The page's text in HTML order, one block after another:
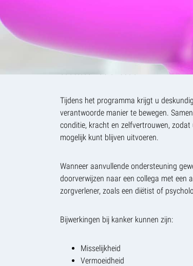
Onconet heeft gevolgd en de module
De fysiotherapeut heeft kennis van de
behandelingen en stemt het programma
Tijdens het programma krijgt u
verantwoorde manier te bewegen.
conditie, kracht en zelfvertrouwen,
mogelijk kunt blijven uitvoeren.
Wanneer aanvullende ondersteuning
doorverwijzen naar een collega met een
zorgverlener, zoals een diëtist of
Bijwerkingen bij kanker kunnen zijn:
Misselijkheid
Vermoeidheid